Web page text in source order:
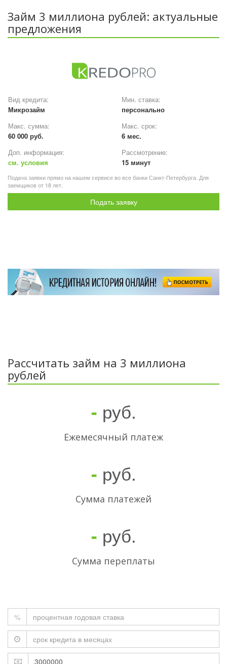
Займ 3 миллиона рублей: актуальные
предложения
Вид кредита:
Микрозайм
Мин. ставка:
персонально
Макс. сумма:
60 000 руб.
Макс. срок:
6 мес.
Доп. информация:
см. условия
Рассмотрение:
15 минут
Подача заявки прямо на нашем сервисе во все банки Санкт-Петербурга. Для
заемщиков от 18 лет.
Подать заявку
Рассчитать займ на 3 миллиона
рублей
- руб.
Ежемесячный платеж
- руб.
Cумма платежей
- руб.
Сумма переплаты
%